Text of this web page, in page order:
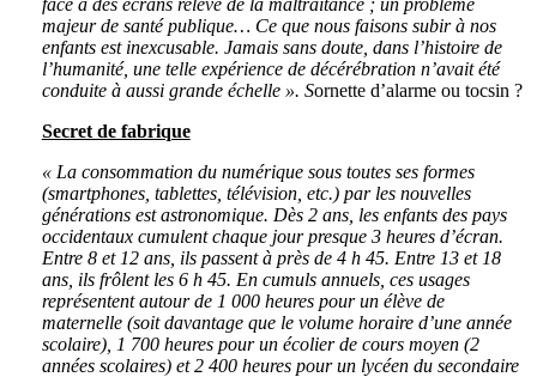
face à des écrans relève de la maltraitance ; un problème
majeur de santé publique… Ce que nous faisons subir à nos
enfants est inexcusable. Jamais sans doute, dans l’histoire de
l’humanité, une telle expérience de décérébration n’avait été
conduite à aussi grande échelle ». Sornette d’alarme ou tocsin ?
Secret de fabrique
« La consommation du numérique sous toutes ses formes
(smartphones, tablettes, télévision, etc.) par les nouvelles
générations est astronomique. Dès 2 ans, les enfants des pays
occidentaux cumulent chaque jour presque 3 heures d’écran.
Entre 8 et 12 ans, ils passent à près de 4 h 45. Entre 13 et 18
ans, ils frôlent les 6 h 45. En cumuls annuels, ces usages
représentent autour de 1 000 heures pour un élève de
maternelle (soit davantage que le volume horaire d’une année
scolaire), 1 700 heures pour un écolier de cours moyen (2
années scolaires) et 2 400 heures pour un lycéen du secondaire